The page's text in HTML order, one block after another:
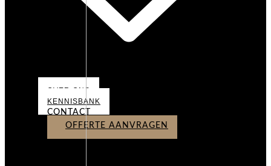
OVER ONS
KENNISBANK
CONTACT
OFFERTE AANVRAGEN